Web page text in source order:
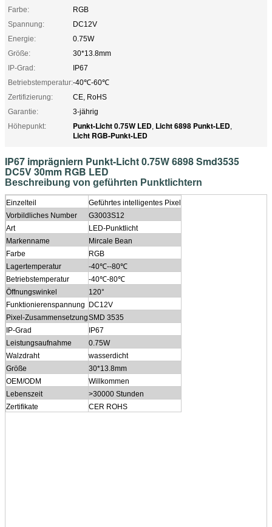
Farbe:
RGB
Spannung:
DC12V
Energie:
0.75W
Größe:
30*13.8mm
IP-Grad:
IP67
Betriebstemperatur:-40℃-60℃
Zertifizierung:
CE, RoHS
Garantie:
3-jährig
Höhepunkt:
Punkt-Licht 0.75W LED, Licht 6898 Punkt-LED,
Licht RGB-Punkt-LED
IP67 imprägniern Punkt-Licht 0.75W 6898 Smd3535
DC5V 30mm RGB LED
Beschreibung von geführten Punktlichtern
Einzelteil
Geführtes intelligentes Pixel
Vorbildliches Number
G3003S12
Art
LED-Punktlicht
Markenname
Mircale Bean
Farbe
RGB
Lagertemperatur
-40℃--80℃
Betriebstemperatur
-40℃-80℃
Öffnungswinkel
120°
Funktionierenspannung DC12V
Pixel-ZusammensetzungSMD 3535
IP-Grad
IP67
Leistungsaufnahme
0.75W
Walzdraht
wasserdicht
Größe
30*13.8mm
OEM/ODM
Willkommen
Lebenszeit
>30000 Stunden
Zertifikate
CER ROHS